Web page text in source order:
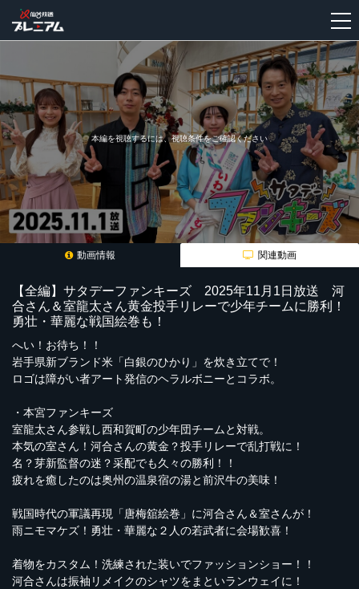
新
規
登
録
本編を視聴するには、視聴条件をご確認ください
動画情報 関連動画
【全編】サタデーファンキーズ 2025年11月1日放送 河
合さん＆室龍太さん黄金投手リレーで少年チームに勝利！
勇壮・華麗な戦国絵巻も！
へい！お待ち！！
岩手県新ブランド米「白銀のひかり」を炊き立てで！
ロゴは障がい者アート発信のヘラルボニーとコラボ。
・本宮ファンキーズ
室龍太さん参戦し西和賀町の少年団チームと対戦。
本気の室さん！河合さんの黄金？投手リレーで乱打戦に！
名？芽新監督の迷？采配でも久々の勝利！！
疲れを癒したのは奥州の温泉宿の湯と前沢牛の美味！
戦国時代の軍議再現「唐梅舘絵巻」に河合さん＆室さんが！
雨ニモマケズ！勇壮・華麗な２人の若武者に会場歓喜！
着物をカスタム！洗練された装いでファッションショー！！
河合さんは振袖リメイクのシャツをまといランウェイに！